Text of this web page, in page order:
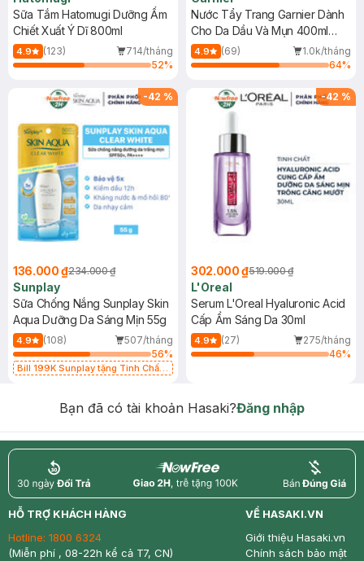
Sữa Tắm Hatomugi Dưỡng Ẩm
Chiết Xuất Ý Dĩ 800ml
4.9 (123)
714/tháng
52%
Nước Tẩy Trang Garnier Dành
Cho Da Dầu Và Mụn 400ml
(Mới)
4.9 (69)
1.0k/tháng
64%
-42 %
136.000 ₫234.000 ₫
Sunplay
Sữa Chống Nắng Sunplay Skin
Aqua Dưỡng Da Sáng Mịn 55g
4.9 (108)
507/tháng
56%
Bill 199K Sunplay tặng Tinh Chất
-42 %
302.000 ₫519.000 ₫
L'Oreal
Serum L'Oreal Hyaluronic Acid
Cấp Ẩm Sáng Da 30ml
4.9 (27)
275/tháng
46%
Bạn đã có tài khoản Hasaki?Đăng nhập
return nowfree price
HỖ TRỢ KHÁCH HÀNG
Hotline: 1800 6324
(Miễn phí , 08-22h kể cả T7, CN)
VỀ HASAKI.VN
Giới thiệu Hasaki.vn
Chính sách bảo mật